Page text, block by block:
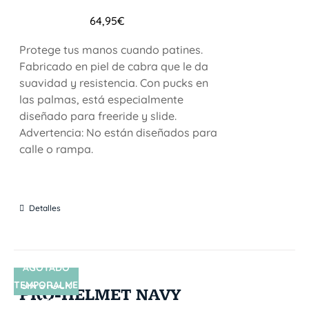
64,95€
Protege tus manos cuando patines.
Fabricado en piel de cabra que le da
suavidad y resistencia. Con pucks en
las palmas, está especialmente
diseñado para freeride y slide.
Advertencia: No están diseñados para
calle o rampa.
Detalles
SIN STOCK
AGOTADO
TEMPORALME
NTE
PRO-HELMET NAVY